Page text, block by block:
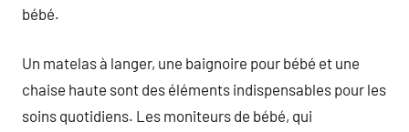
bébé.
Un matelas à langer, une baignoire pour bébé et une
chaise haute sont des éléments indispensables pour les
soins quotidiens. Les moniteurs de bébé, qui